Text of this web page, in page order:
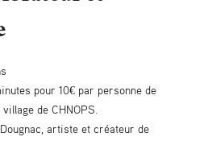
pour 10€ par personne de
de CHNOPS.
artiste et créateur de